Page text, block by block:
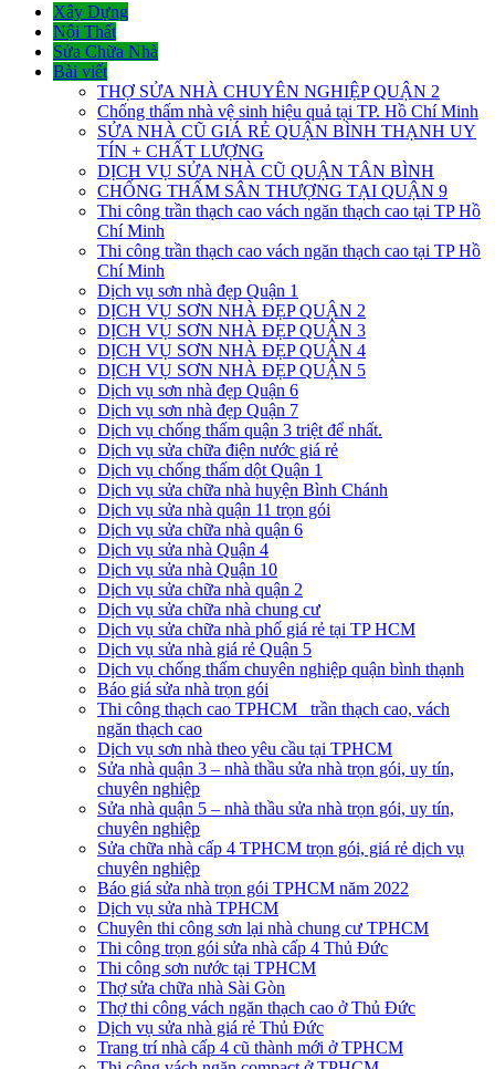
Xây Dựng
Nội Thất
Sửa Chữa Nhà
Bài viết
THỢ SỬA NHÀ CHUYÊN NGHIỆP QUẬN 2
Chống thấm nhà vệ sinh hiệu quả tại TP. Hồ Chí Minh
SỬA NHÀ CŨ GIÁ RẺ QUẬN BÌNH THẠNH UY
TÍN + CHẤT LƯỢNG
DỊCH VỤ SỬA NHÀ CŨ QUẬN TÂN BÌNH
CHỐNG THẤM SÂN THƯỢNG TẠI QUẬN 9
Thi công trần thạch cao vách ngăn thạch cao tại TP Hồ
Chí Minh
Thi công trần thạch cao vách ngăn thạch cao tại TP Hồ
Chí Minh
Dịch vụ sơn nhà đẹp Quận 1
DỊCH VỤ SƠN NHÀ ĐẸP QUẬN 2
DỊCH VỤ SƠN NHÀ ĐẸP QUẬN 3
DỊCH VỤ SƠN NHÀ ĐẸP QUẬN 4
DỊCH VỤ SƠN NHÀ ĐẸP QUẬN 5
Dịch vụ sơn nhà đẹp Quận 6
Dịch vụ sơn nhà đẹp Quận 7
Dịch vụ chống thấm quận 3 triệt để nhất.
Dịch vụ sửa chữa điện nước giá rẻ
Dịch vụ chống thấm dột Quận 1
Dịch vụ sửa chữa nhà huyện Bình Chánh
Dịch vụ sửa nhà quận 11 trọn gói
Dịch vụ sửa chữa nhà quận 6
Dịch vụ sửa nhà Quận 4
Dịch vụ sửa nhà Quận 10
Dịch vụ sửa chữa nhà quận 2
Dịch vụ sửa chữa nhà chung cư
Dịch vụ sửa chữa nhà phố giá rẻ tại TP HCM
Dịch vụ sửa nhà giá rẻ Quận 5
Dịch vụ chống thấm chuyên nghiệp quận bình thạnh
Báo giá sửa nhà trọn gói
Thi công thạch cao TPHCM_ trần thạch cao, vách
ngăn thạch cao
Dịch vụ sơn nhà theo yêu cầu tại TPHCM
Sửa nhà quận 3 – nhà thầu sửa nhà trọn gói, uy tín,
chuyên nghiệp
Sửa nhà quận 5 – nhà thầu sửa nhà trọn gói, uy tín,
chuyên nghiệp
Sửa chữa nhà cấp 4 TPHCM trọn gói, giá rẻ dịch vụ
chuyên nghiệp
Báo giá sửa nhà trọn gói TPHCM năm 2022
Dịch vụ sửa nhà TPHCM
Chuyên thi công sơn lại nhà chung cư TPHCM
Thi công trọn gói sửa nhà cấp 4 Thủ Đức
Thi công sơn nước tại TPHCM
Thợ sửa chữa nhà Sài Gòn
Thợ thi công vách ngăn thạch cao ở Thủ Đức
Dịch vụ sửa nhà giá rẻ Thủ Đức
Trang trí nhà cấp 4 cũ thành mới ở TPHCM